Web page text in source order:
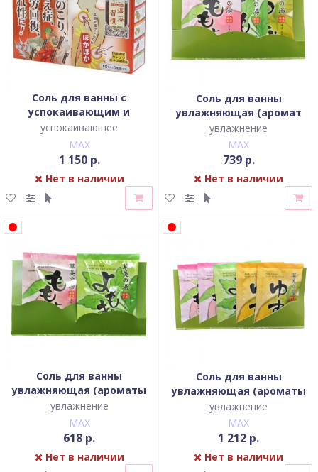
Соль для ванны с
успокаивающим и
восстанавливающим
эффектом (10 ароматов)
успокаивающее
MAX
1 150 р.
Нет в наличии
Соль для ванны
увлажняющая (аромат
персика, полыни, юдзу)
увлажнение
MAX
739 р.
Нет в наличии
Соль для ванны
увлажняющая (ароматы
персика и полыни)
увлажнение
MAX
618 р.
Нет в наличии
Соль для ванны
увлажняющая (ароматы
персика, полыни, юдзу)
увлажнение
MAX
1 212 р.
Нет в наличии